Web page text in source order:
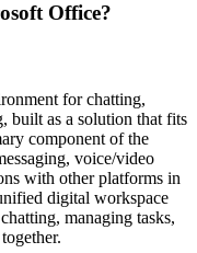
Office?
for chatting,
built as a solution that fits
component of the
voice/video
with other platforms in
digital workspace
managing tasks,